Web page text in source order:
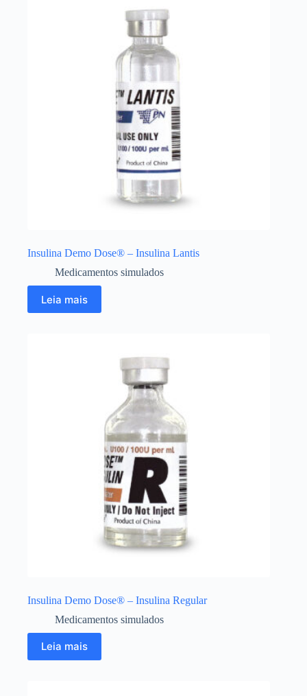
Insulina Demo Dose® – Insulina Lantis
Medicamentos simulados
Leia mais
Insulina Demo Dose® – Insulina Regular
Medicamentos simulados
Leia mais